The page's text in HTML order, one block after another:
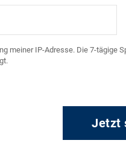
meiner IP-Adresse. Die 7-
Jetzt